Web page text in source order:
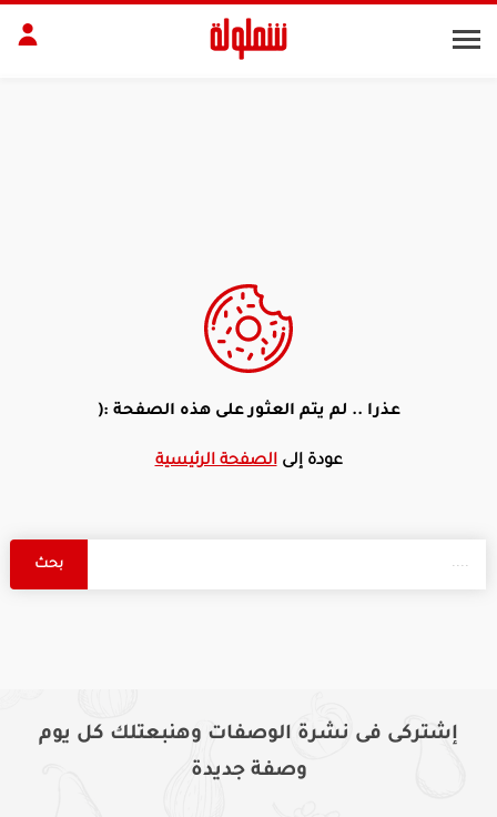
ديكور
عذرا .. لم يتم العثور على هذه الصفحة :(
عودة إلىالصفحة الرئيسية
إشتركى فى نشرة الوصفات وهنبعتلك كل يوم
وصفة جديدة